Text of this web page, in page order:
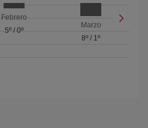
Febrero
5º/ 0º
Marzo
8º / 1º